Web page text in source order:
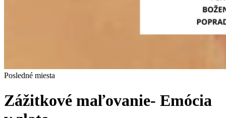
Posledné miesta
Zážitkové maľovanie- Emócia